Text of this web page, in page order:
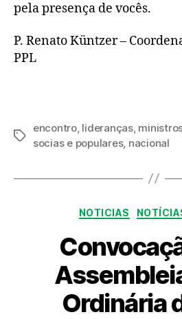
pela presença de vocês.
P. Renato Küntzer –
PPL
Tags
encontro, lideranças,
socias e populares, nacional
NOTICIAS
Ordinária